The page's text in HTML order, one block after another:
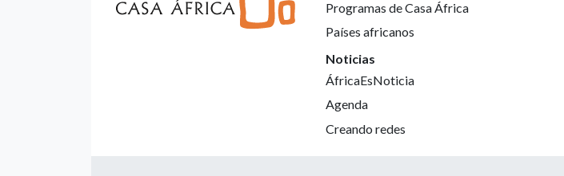
Programas de Casa África
Países africanos
Noticias
ÁfricaEsNoticia
Agenda
Creando redes